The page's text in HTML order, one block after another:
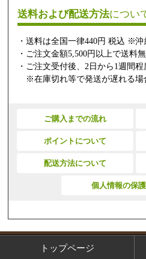
送料および配送方法につい
・送料は全国一律440円 税込 ※沖
・ご注文金額5,500円以上で送料
・ご注文受付後、2日から1週間程
※在庫切れ等で発送が遅れる場
ご購入までの流れ
ポイントについて
配送方法について
個人情報の保
トップページ